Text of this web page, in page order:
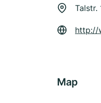
Talstr.
http://
Map